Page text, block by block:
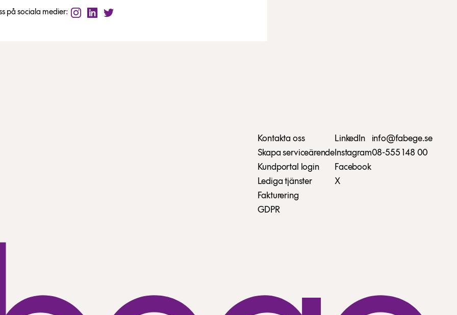
på sociala medier:
Kontakta oss
Skapa serviceärende
Kundportal login
Lediga tjänster
Fakturering
GDPR
LinkedIn
Instagram
Facebook
X
info@fabege.se
08-555 148 00